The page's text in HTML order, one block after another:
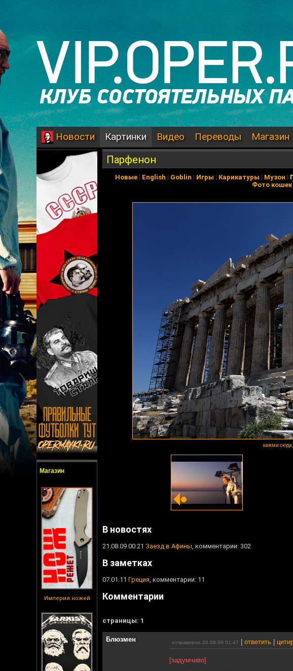
Новости Картинки Видео Переводы Магазин
Магазин
Империя ножей
Парфенон
Новые | English | Goblin | Игры | Карикатуры | Музон |
Фото кошек
нажми сюда,
В новостях
21.08.09 00:21 Заезд в Афины, комментарии: 302
В заметках
07.01.11 Греция, комментарии: 11
Комментарии
cтраницы: 1
Блюзмен отправлено 20.08.09 01:47 ответить
[задумчиво]